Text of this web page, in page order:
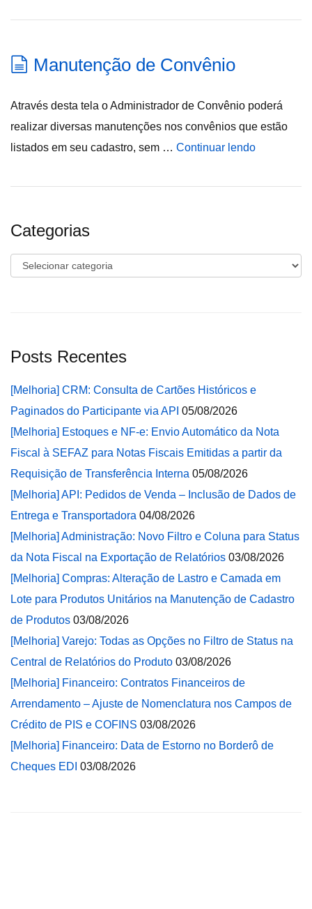
Manutenção de Convênio
Através desta tela o Administrador de Convênio poderá
realizar diversas manutenções nos convênios que estão
listados em seu cadastro, sem … Continuar lendo
Categorias
Categorias
Posts Recentes
[Melhoria] CRM: Consulta de Cartões Históricos e
Paginados do Participante via API 05/08/2026
[Melhoria] Estoques e NF-e: Envio Automático da Nota
Fiscal à SEFAZ para Notas Fiscais Emitidas a partir da
Requisição de Transferência Interna 05/08/2026
[Melhoria] API: Pedidos de Venda – Inclusão de Dados de
Entrega e Transportadora 04/08/2026
[Melhoria] Administração: Novo Filtro e Coluna para Status
da Nota Fiscal na Exportação de Relatórios 03/08/2026
[Melhoria] Compras: Alteração de Lastro e Camada em
Lote para Produtos Unitários na Manutenção de Cadastro
de Produtos 03/08/2026
[Melhoria] Varejo: Todas as Opções no Filtro de Status na
Central de Relatórios do Produto 03/08/2026
[Melhoria] Financeiro: Contratos Financeiros de
Arrendamento – Ajuste de Nomenclatura nos Campos de
Crédito de PIS e COFINS 03/08/2026
[Melhoria] Financeiro: Data de Estorno no Borderô de
Cheques EDI 03/08/2026